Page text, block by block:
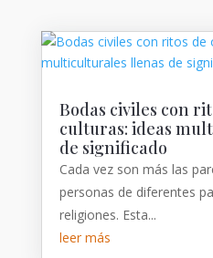
Bodas civiles con
culturas: ideas
de significado
Cada vez son más las
personas de diferentes
religiones. Esta...
leer más